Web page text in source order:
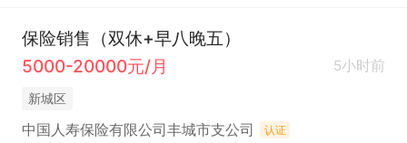
保险销售（双休+早八晚五）
5000-20000元/月
5小时前
新城区
中国人寿保险有限公司丰城市支公司 认证